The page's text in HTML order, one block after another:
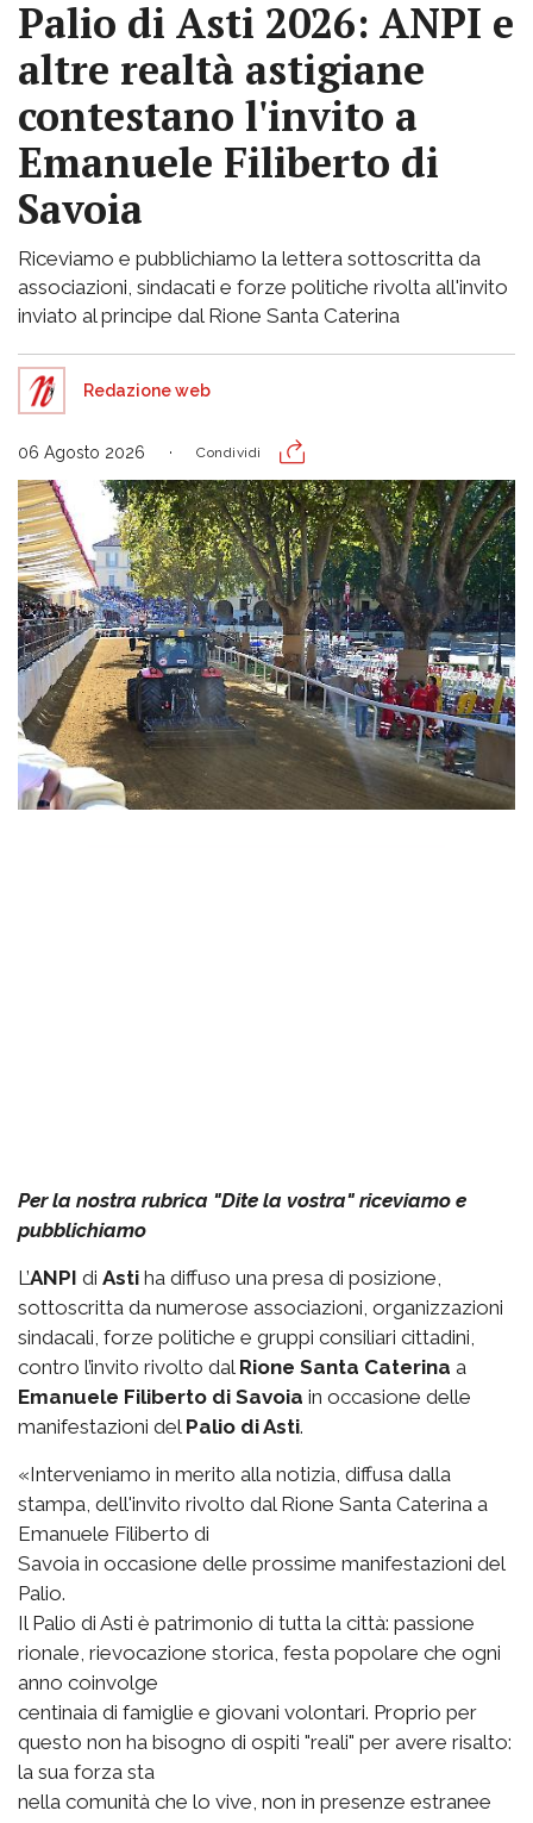
Palio di Asti 2026: ANPI e
altre realtà astigiane
contestano l'invito a
Emanuele Filiberto di
Savoia
Riceviamo e pubblichiamo la lettera sottoscritta da
associazioni, sindacati e forze politiche rivolta all'invito
inviato al principe dal Rione Santa Caterina
Redazione web
06 Agosto 2026 Condividi
Per la nostra rubrica "Dite la vostra" riceviamo e
pubblichiamo
L’ANPI di Asti ha diffuso una presa di posizione,
sottoscritta da numerose associazioni, organizzazioni
sindacali, forze politiche e gruppi consiliari cittadini,
contro l’invito rivolto dal Rione Santa Caterina a
Emanuele Filiberto di Savoia in occasione delle
manifestazioni del Palio di Asti.
«Interveniamo in merito alla notizia, diffusa dalla
stampa, dell'invito rivolto dal Rione Santa Caterina a
Emanuele Filiberto di
Savoia in occasione delle prossime manifestazioni del
Palio.
Il Palio di Asti è patrimonio di tutta la città: passione
rionale, rievocazione storica, festa popolare che ogni
anno coinvolge
centinaia di famiglie e giovani volontari. Proprio per
questo non ha bisogno di ospiti "reali" per avere risalto:
la sua forza sta
nella comunità che lo vive, non in presenze estranee